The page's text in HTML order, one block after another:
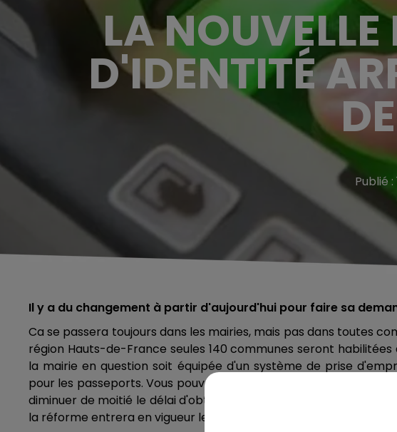
LA NOUVELLE
D'IDENTITÉ
Publié
Il y a du changement à partir d'aujourd'hui pour faire sa
Ca se passera toujours dans les mairies, mais pas dans toutes
région Hauts-de-France seules 140 communes seront
la mairie en question soit équipée d'un système de prise
pour les passeports. Vous pouvez d'or et déjà pré-demander
diminuer de moitié le délai d'obtention de la carte qui seront
la réforme entrera en vigueur le 28 mars prochain.